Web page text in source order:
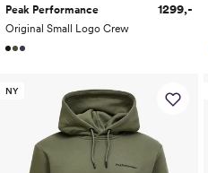
Peak Performance
Original Small Logo Crew
1299,-
NY